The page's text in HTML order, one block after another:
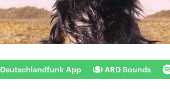
Deutschlandfunk App ARD Sounds